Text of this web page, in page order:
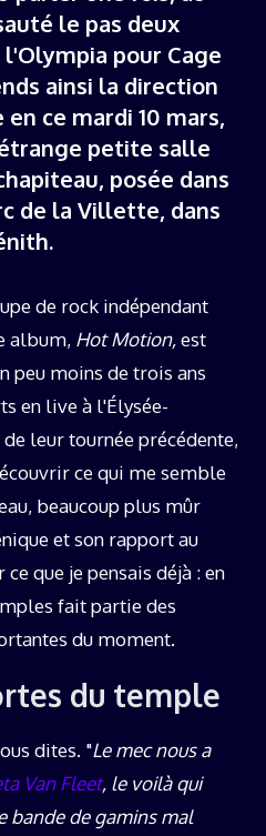
le pas deux
pour Cage
ainsi la direction
ce mardi 10 mars,
petite salle
posée dans
de la Villette, dans
de rock indépendant
album, Hot Motion,est
peu moins de trois ans
en live à l'Élysée-
leur tournée précédente,
ce qui me semble
beaucoup plus mûr
et son rapport au
que je pensais déjà : en
fait partie des
du moment.
du temple
dites. "Le mec nous a
Van Fleet, le voilà qui
bande de gamins mal